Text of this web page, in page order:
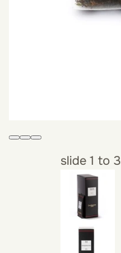
slide 1 to 3